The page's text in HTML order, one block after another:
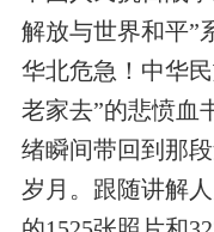
解放与世界和平”
华北危急！中华
老家去”的悲愤血
绪瞬间带回到那
岁月。跟随讲解